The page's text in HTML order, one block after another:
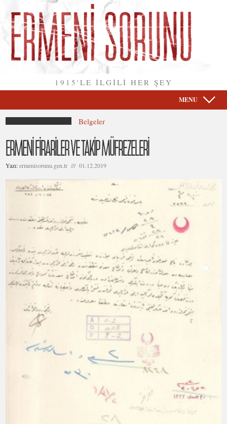
1915'LE İLGİLİ HER ŞEY
MENU
Belgeler
ERMENİ FİRARİLER VE TAKİP MÜFREZELERİ
Yazı:ermenisorunu.gen.tr /// 01.12.2019